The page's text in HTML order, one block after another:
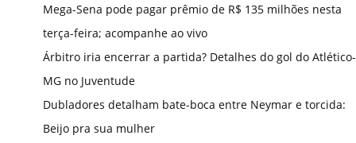
Mega-Sena pode pagar prêmio de R$ 135 milhões nesta
terça-feira; acompanhe ao vivo
Árbitro iria encerrar a partida? Detalhes do gol do Atlético-
MG no Juventude
Dubladores detalham bate-boca entre Neymar e torcida:
Beijo pra sua mulher